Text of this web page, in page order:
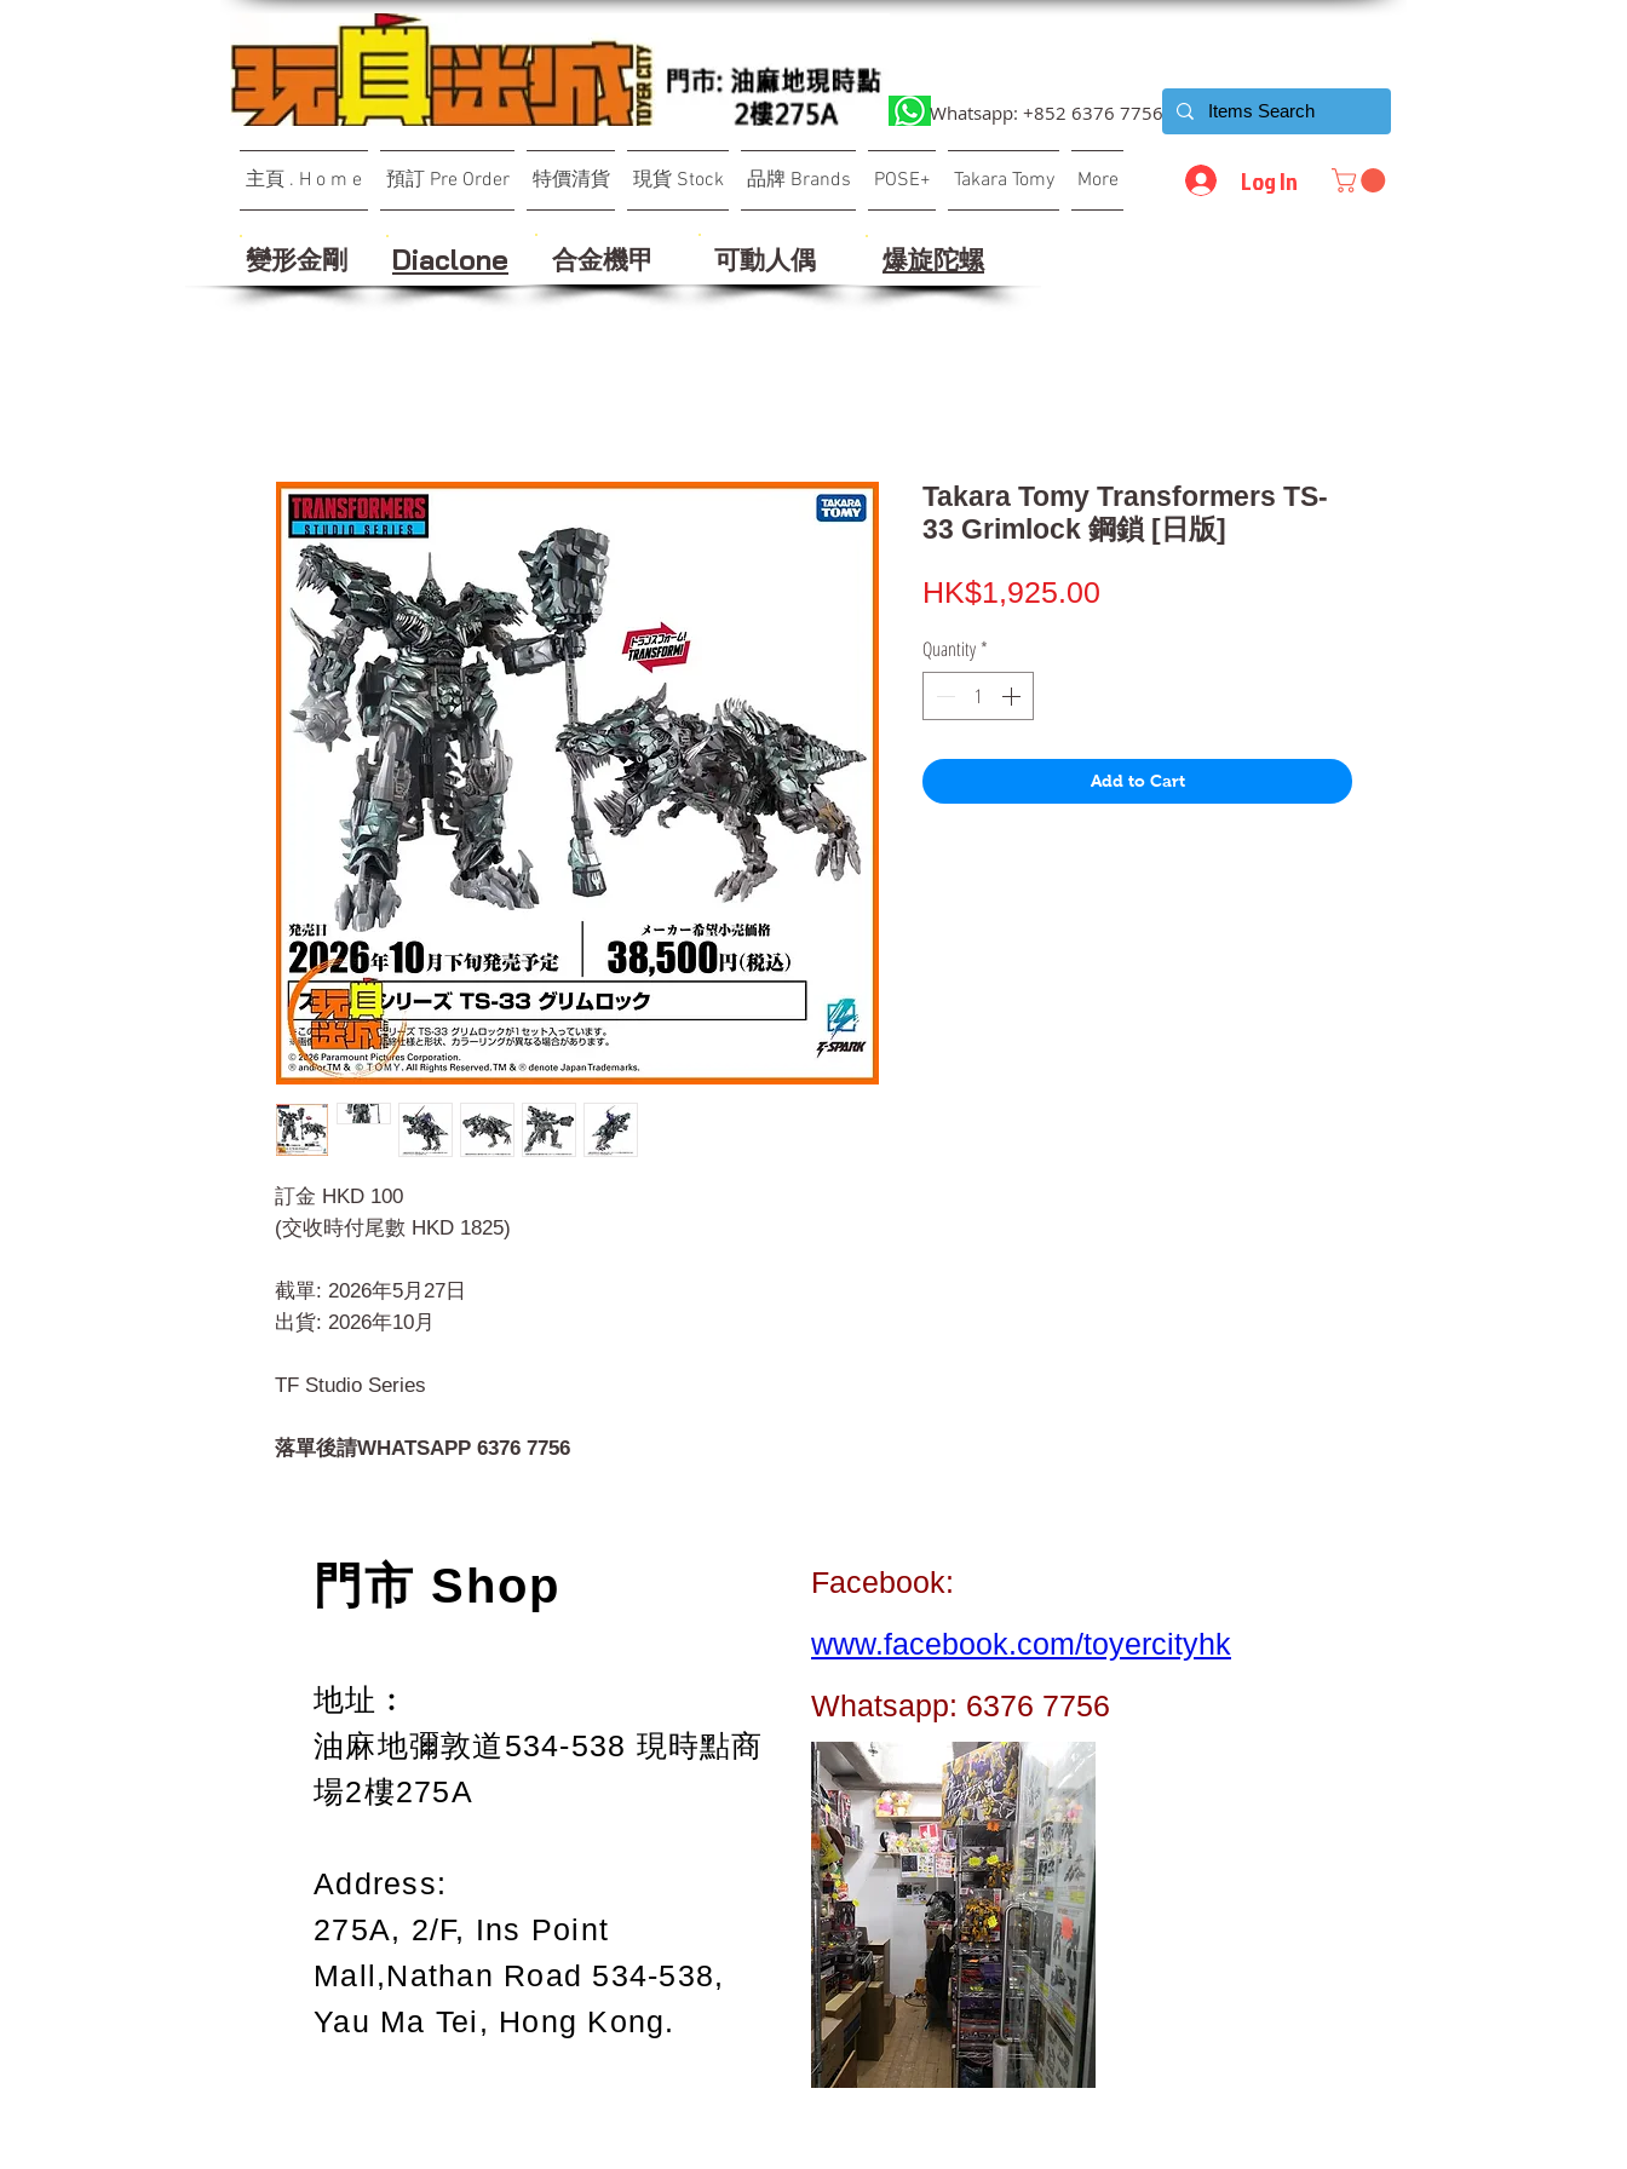
Whatsapp: +852 6376 7756
主頁 . H o m e 預訂 Pre Order 特價清貨 現貨 Stock 品牌 Brands POSE+ Takara Tomy More Log In
變形金剛 Diaclone 合金機甲 可動人偶 ​爆旋陀螺
訂金 HKD 100
(交收時付尾數 HKD 1825)
截單: 2026年5月27日
出貨: 2026年10月
TF Studio Series
落單後請WHATSAPP 6376 7756
Takara Tomy Transformers TS-
33 Grimlock 鋼鎖 [日版]
HK$1,925.00
Quantity *
Add to Cart
門市 Shop
地址︰
油麻地彌敦道534-538 現時點商
場2樓275A
Address:
275A, 2/F, Ins Point
Mall,Nathan Road 534-538,
Yau Ma Tei, Hong Kong.
Facebook:
www.facebook.com/toyercityhk
Whatsapp: 6376 7756